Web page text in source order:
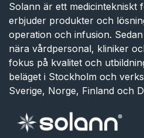
Solann är ett medicintekniskt
erbjuder produkter och
operation och infusion.
nära vårdpersonal, kliniker
fokus på kvalitet och
beläget i Stockholm och
Sverige, Norge, Finland och